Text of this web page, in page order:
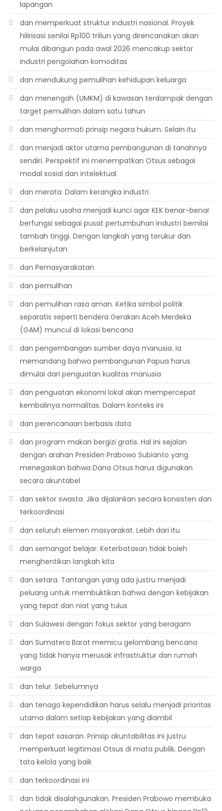
lapangan
dan memperkuat struktur industri nasional. Proyek
hilirisasi senilai Rp100 triliun yang direncanakan akan
mulai dibangun pada awal 2026 mencakup sektor
industri pengolahan komoditas
dan mendukung pemulihan kehidupan keluarga
dan menengah (UMKM) di kawasan terdampak dengan
target pemulihan dalam satu tahun
dan menghormati prinsip negara hukum. Selain itu
dan menjadi aktor utama pembangunan di tanahnya
sendiri. Perspektif ini menempatkan Otsus sebagai
modal sosial dan intelektual
dan merata. Dalam kerangka industri
dan pelaku usaha menjadi kunci agar KEK benar-benar
berfungsi sebagai pusat pertumbuhan industri bernilai
tambah tinggi. Dengan langkah yang terukur dan
berkelanjutan
dan Pemasyarakatan
dan pemulihan
dan pemulihan rasa aman. Ketika simbol politik
separatis seperti bendera Gerakan Aceh Merdeka
(GAM) muncul di lokasi bencana
dan pengembangan sumber daya manusia. Ia
memandang bahwa pembangunan Papua harus
dimulai dari penguatan kualitas manusia
dan penguatan ekonomi lokal akan mempercepat
kembalinya normalitas. Dalam konteks ini
dan perencanaan berbasis data
dan program makan bergizi gratis. Hal ini sejalan
dengan arahan Presiden Prabowo Subianto yang
menegaskan bahwa Dana Otsus harus digunakan
secara akuntabel
dan sektor swasta. Jika dijalankan secara konsisten dan
terkoordinasi
dan seluruh elemen masyarakat. Lebih dari itu
dan semangat belajar. Keterbatasan tidak boleh
menghentikan langkah kita
dan setara. Tantangan yang ada justru menjadi
peluang untuk membuktikan bahwa dengan kebijakan
yang tepat dan niat yang tulus
dan Sulawesi dengan fokus sektor yang beragam
dan Sumatera Barat memicu gelombang bencana
yang tidak hanya merusak infrastruktur dan rumah
warga
dan telur. Sebelumnya
dan tenaga kependidikan harus selalu menjadi prioritas
utama dalam setiap kebijakan yang diambil
dan tepat sasaran. Prinsip akuntabilitas ini justru
memperkuat legitimasi Otsus di mata publik. Dengan
tata kelola yang baik
dan terkoordinasi ini
dan tidak disalahgunakan. Presiden Prabowo membuka